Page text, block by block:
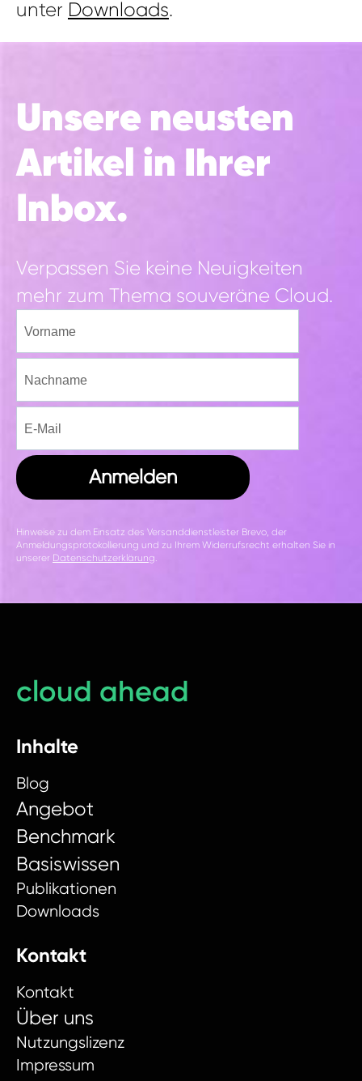
unter Downloads.
Unsere neusten
Artikel in Ihrer
Inbox.
Verpassen Sie keine Neuigkeiten
mehr zum Thema souveräne Cloud.
Anmelden
Hinweise zu dem Einsatz des Versanddienstleister Brevo, der
Anmeldungsprotokollierung und zu Ihrem Widerrufsrecht erhalten Sie in
unserer Datenschutzerklärung.
cloud ahead
Inhalte
Blog
Angebot
Benchmark
Basiswissen
Publikationen
Downloads
Kontakt
Kontakt
Über uns
Nutzungslizenz
Impressum